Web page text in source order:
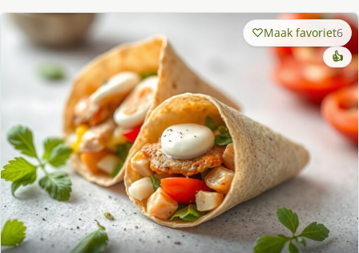
Maak favoriet6
👍